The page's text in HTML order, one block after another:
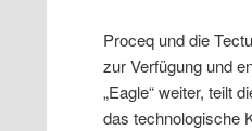
Proceq und die
zur Verfügung und
„Eagle“ weiter, teilt
das technologische